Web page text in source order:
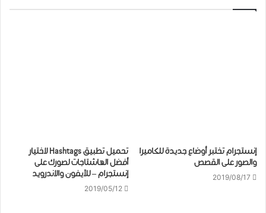
إنستجرام تختبر ﺃﻭﺿﺎﻉ جديدة ﻟﻠﻜﺎﻣﻴﺮﺍ
ﻭﺍﻟﺼﻮﺭ ﻋﻠﻰ القصص
2019/08/17
تحميل ﺗﻄﺒﻴﻖ Hashtags لاختيار
أفضل الهاشتاجات لصورك على
إنستجرام – للآيفون والاندرويد
2019/05/12